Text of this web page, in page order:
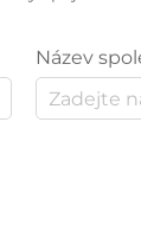
Název